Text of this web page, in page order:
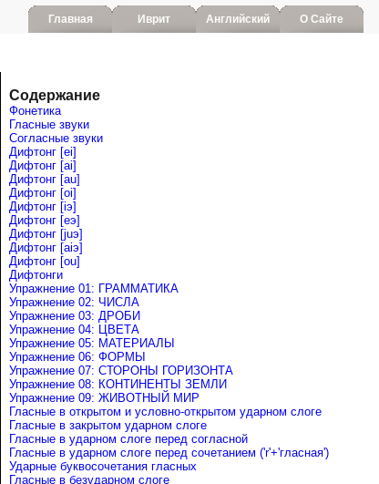
Главная Иврит Английский О Сайте
Содержание
Фонетика
Гласные звуки
Согласные звуки
Дифтонг [ei]
Дифтонг [ai]
Дифтонг [au]
Дифтонг [oi]
Дифтонг [iэ]
Дифтонг [eэ]
Дифтонг [juэ]
Дифтонг [аiэ]
Дифтонг [ou]
Дифтонги
Упражнение 01: ГРАММАТИКА
Упражнение 02: ЧИСЛА
Упражнение 03: ДРОБИ
Упражнение 04: ЦВЕТА
Упражнение 05: МАТЕРИАЛЫ
Упражнение 06: ФОРМЫ
Упражнение 07: СТОРОНЫ ГОРИЗОНТА
Упражнение 08: КОНТИНЕНТЫ ЗЕМЛИ
Упражнение 09: ЖИВОТНЫЙ МИР
Гласные в открытом и условно-открытом ударном слоге
Гласные в закрытом ударном слоге
Гласные в ударном слоге перед согласной
Гласные в ударном слоге перед сочетанием ('r'+'гласная')
Ударные буквосочетания гласных
Гласные в безударном слоге